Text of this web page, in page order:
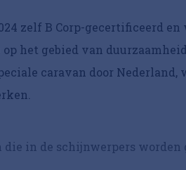
zelf B Corp-gecertificeerd
het gebied van
caravan door
in de schijnwerpers worden